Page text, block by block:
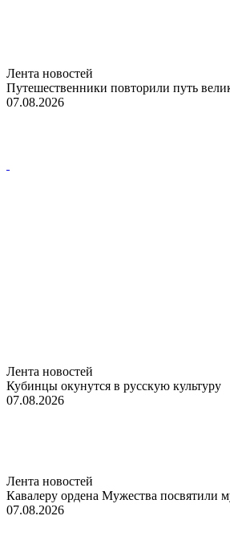
Лента новостей
Путешественники повторили путь
07.08.2026
Лента новостей
Кубинцы окунутся в русскую культуру
07.08.2026
Лента новостей
Кавалеру ордена Мужества посвятили
07.08.2026